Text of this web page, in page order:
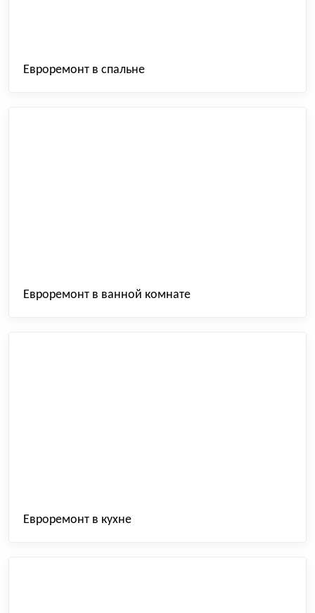
Евроремонт в спальне
Евроремонт в ванной комнате
Евроремонт в кухне